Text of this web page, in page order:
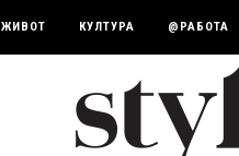
ЖИВОТ КУЛТУРА @РАБОТА